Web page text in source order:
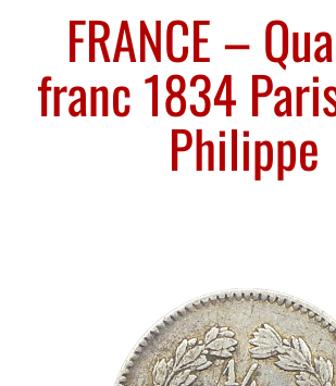
FRANCE –
franc 1834
Philippe